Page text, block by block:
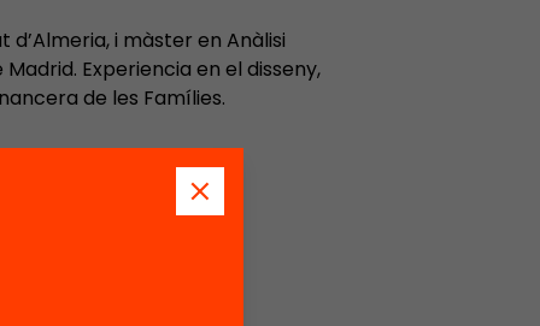
i màster en Anàlisi
Experiencia en el disseny,
de les Famílies.